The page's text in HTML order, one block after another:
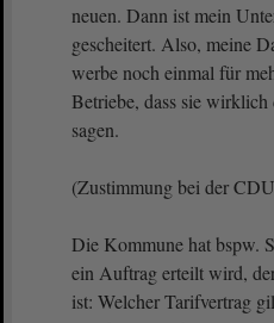
neuen. Dann ist mein
gescheitert. Also, meine
werbe noch einmal für
Betriebe, dass sie wirklich
sagen.
(Zustimmung bei der
Die Kommune hat bspw.
ein Auftrag erteilt wird,
ist: Welcher Tarifvertrag